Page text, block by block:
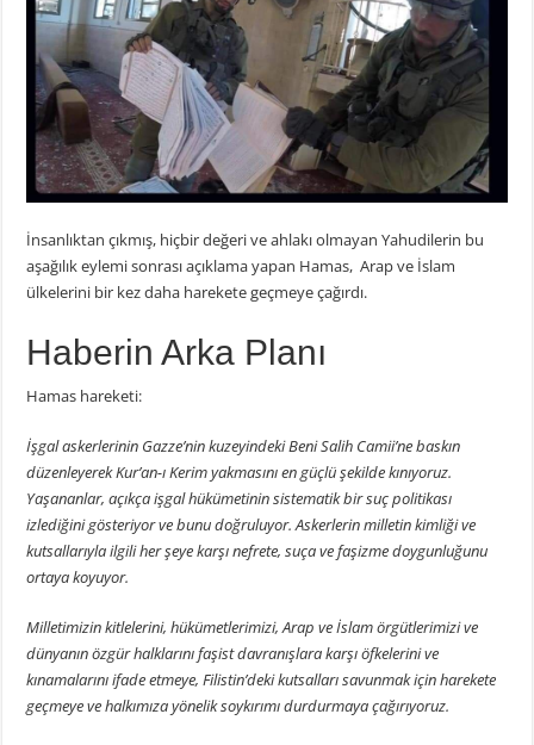
İnsanlıktan çıkmış, hiçbir değeri ve ahlakı olmayan Yahudilerin bu
aşağılık eylemi sonrası açıklama yapan Hamas, Arap ve İslam
ülkelerini bir kez daha harekete geçmeye çağırdı.
Haberin Arka Planı
Hamas hareketi:
İşgal askerlerinin Gazze’nin kuzeyindeki Beni Salih Camii’ne baskın
düzenleyerek Kur’an-ı Kerim yakmasını en güçlü şekilde kınıyoruz.
Yaşananlar, açıkça işgal hükümetinin sistematik bir suç politikası
izlediğini gösteriyor ve bunu doğruluyor. Askerlerin milletin kimliği ve
kutsallarıyla ilgili her şeye karşı nefrete, suça ve faşizme doygunluğunu
ortaya koyuyor.
Milletimizin kitlelerini, hükümetlerimizi, Arap ve İslam örgütlerimizi ve
dünyanın özgür halklarını faşist davranışlara karşı öfkelerini ve
kınamalarını ifade etmeye, Filistin’deki kutsalları savunmak için harekete
geçmeye ve halkımıza yönelik soykırımı durdurmaya çağırıyoruz.